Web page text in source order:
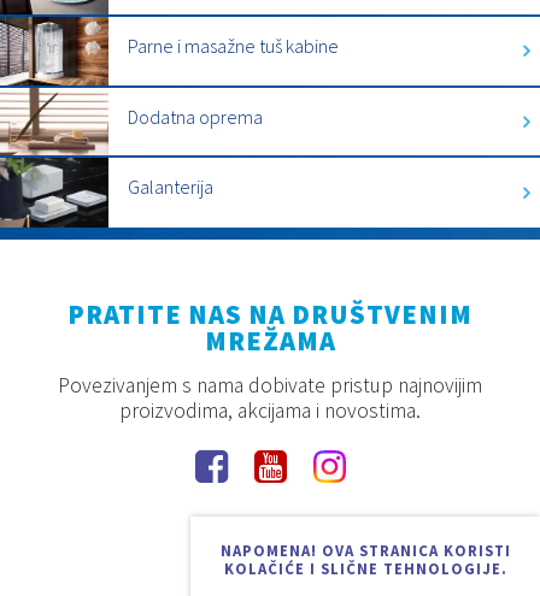
Parne i masažne tuš kabine
Dodatna oprema
Galanterija
NAPOMENA! OVA STRANICA KORISTI
KOLAČIĆE I SLIČNE TEHNOLOGIJE.
PRATITE NAS NA DRUŠTVENIM
MREŽAMA
Povezivanjem s nama dobivate pristup najnovijim
proizvodima, akcijama i novostima.